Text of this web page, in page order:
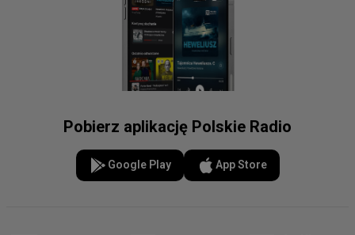
Pobierz aplikację Polskie Radio
Google Play App Store